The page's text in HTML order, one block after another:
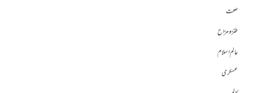
صحت
طنز و مزاح
عالم اسلام
عسکری